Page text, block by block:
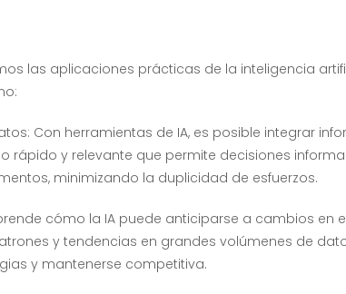
las aplicaciones prácticas de la inteligencia
Con herramientas de IA, es posible integrar
rápido y relevante que permite decisiones
minimizando la duplicidad de esfuerzos.
cómo la IA puede anticiparse a cambios en
y tendencias en grandes volúmenes de
y mantenerse competitiva.